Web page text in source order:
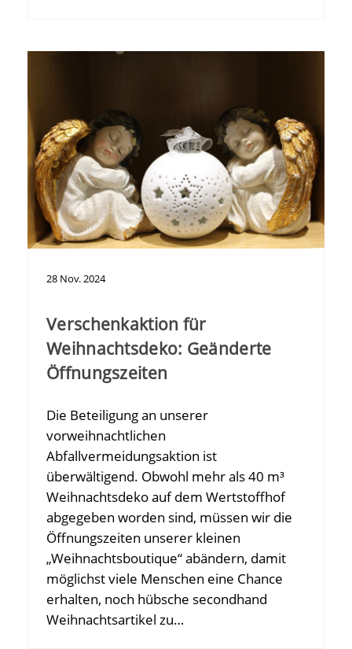
28 Nov.2024
Verschenkaktion für
Weihnachtsdeko: Geänderte
Öffnungszeiten
Die Beteiligung an unserer
vorweihnachtlichen
Abfallvermeidungsaktion ist
überwältigend. Obwohl mehr als 40 m³
Weihnachtsdeko auf dem Wertstoffhof
abgegeben worden sind, müssen wir die
Öffnungszeiten unserer kleinen
„Weihnachtsboutique“ abändern, damit
möglichst viele Menschen eine Chance
erhalten, noch hübsche secondhand
Weihnachtsartikel zu…